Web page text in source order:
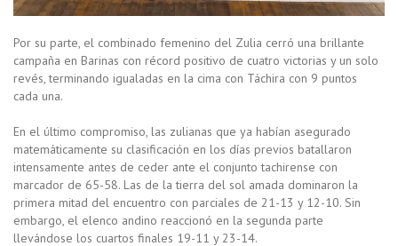
Por su parte, el combinado femenino del Zulia cerró una brillante
campaña en Barinas con récord positivo de cuatro victorias y un solo
revés, terminando igualadas en la cima con Táchira con 9 puntos
cada una.
En el último compromiso, las zulianas que ya habían asegurado
matemáticamente su clasificación en los días previos batallaron
intensamente antes de ceder ante el conjunto tachirense con
marcador de 65-58. Las de la tierra del sol amada dominaron la
primera mitad del encuentro con parciales de 21-13 y 12-10. Sin
embargo, el elenco andino reaccionó en la segunda parte
llevándose los cuartos finales 19-11 y 23-14.